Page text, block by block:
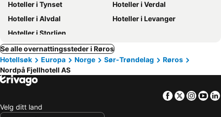
Hoteller i Tynset
Hoteller i Verdal
Hoteller i Alvdal
Hoteller i Levanger
Hoteller i Storlien
Se alle overnattingssteder i Røros
Hotellsøk
Europa Norge Sør-Trøndelag
Røros
Nordpå Fjellhotell AS
Facebook
Twitter
Velg ditt land